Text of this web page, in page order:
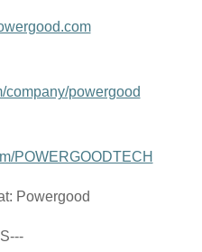
company/powergood
POWERGOODTECH
Powergood